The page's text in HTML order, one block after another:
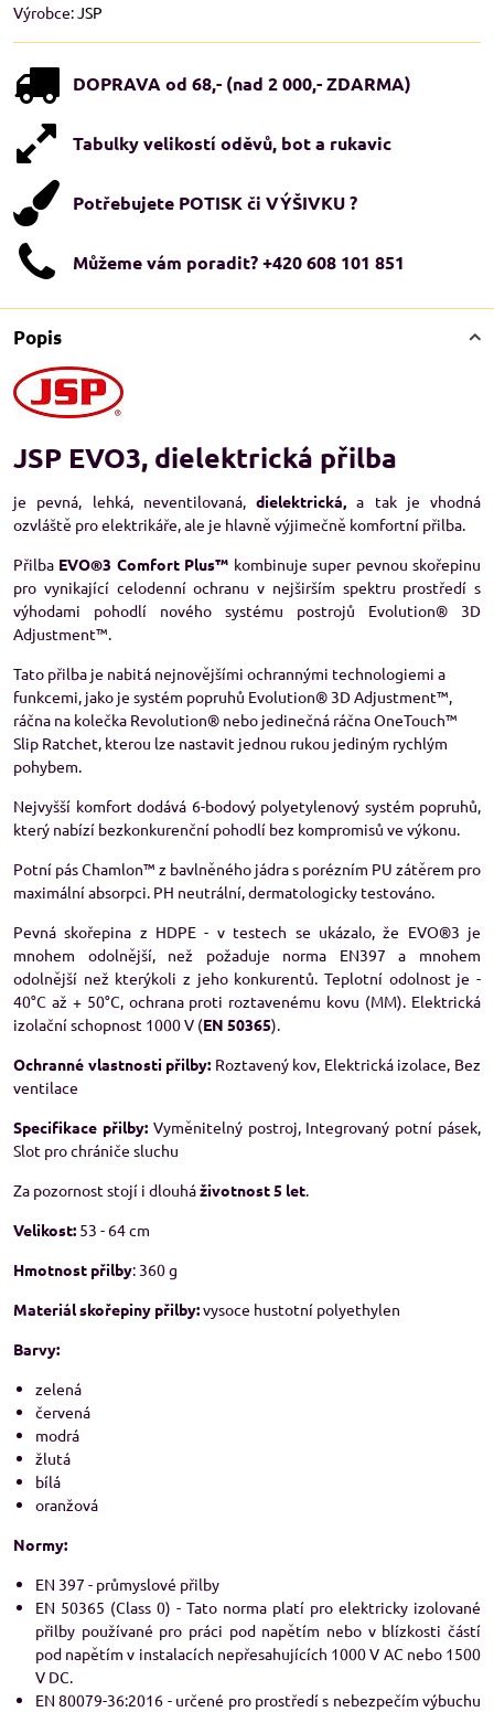
Výrobce:JSP
DOPRAVA od 68,- (nad 2 000,- ZDARMA)
Tabulky velikostí oděvů, bot a rukavic
Potřebujete POTISK či VÝŠIVKU ?
Můžeme vám poradit? +420 608 101 851
Popis
JSP EVO3, dielektrická přilba
je pevná, lehká, neventilovaná, dielektrická,a tak je vhodná
ozvláště pro elektrikáře, ale je hlavně výjimečně komfortní přilba.
Přilba EVO®3 Comfort Plus™ kombinuje super pevnou skořepinu
pro vynikající celodenní ochranu v nejširším spektru prostředí s
výhodami pohodlí nového systému postrojů Evolution® 3D
Adjustment™.
Tato přilba je nabitá nejnovějšími ochrannými technologiemi a
funkcemi, jako je systém popruhů Evolution® 3D Adjustment™,
ráčna na kolečka Revolution® nebo jedinečná ráčna OneTouch™
Slip Ratchet, kterou lze nastavit jednou rukou jediným rychlým
pohybem.
Nejvyšší komfort dodává 6-bodový polyetylenový systém popruhů,
který nabízí bezkonkurenční pohodlí bez kompromisů ve výkonu.
Potní pás Chamlon™ z bavlněného jádra s porézním PU zátěrem pro
maximální absorpci. PH neutrální, dermatologicky testováno.
Pevná skořepina z HDPE - v testech se ukázalo, že EVO®3 je
mnohem odolnější, než požaduje norma EN397 a mnohem
odolnější než kterýkoli z jeho konkurentů. Teplotní odolnost je -
40°C až + 50°C, ochrana proti roztavenému kovu (MM). Elektrická
izolační schopnost 1000 V (EN 50365).
Ochranné vlastnosti přilby: Roztavený kov, Elektrická izolace, Bez
ventilace
Specifikace přilby:Vyměnitelný postroj, Integrovaný potní pásek,
Slot pro chrániče sluchu
Za pozornost stojí i dlouháživotnost 5 let.
Velikost: 53 - 64 cm
Hmotnost přilby: 360 g
Materiál skořepiny přilby:vysoce hustotní polyethylen
Barvy:
zelená
červená
modrá
žlutá
bílá
oranžová
Normy:
EN 397 - průmyslové přilby
EN 50365 (Class 0) - Tato norma platí pro elektricky izolované
přilby používané pro práci pod napětím nebo v blízkosti částí
pod napětím v instalacích nepřesahujících 1000 V AC nebo 1500
V DC.
EN 80079-36:2016 - určené pro prostředí s nebezpečím výbuchu